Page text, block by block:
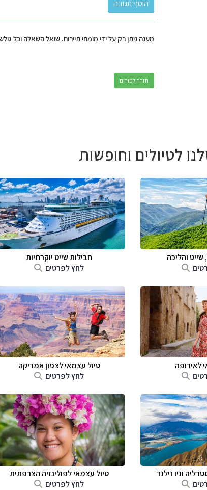
מענה ניתן רק על ידי מומחי תיירות. שואל השאלה וכל
חזרה לפורום
לטיולים וחופשות
שייט והליכה
חבילות שייט יוקרתיות
לחץ לפרטים
לאירופה
טיול עצמאי לצפון אמריקה
לחץ לפרטים
וניו זילנד
טיול עצמאי לפולינזיה הצרפתית
לחץ לפרטים